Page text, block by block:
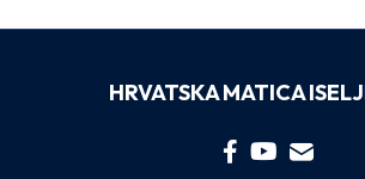
HRVATSKA MATICA